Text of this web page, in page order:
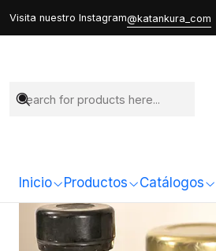
Inicio Productos Catálogos
Visita nuestro Instagram@katankura_com